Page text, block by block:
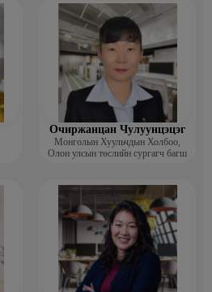
Очиржанцан Чулуунцэцэг
Монголын Хуульчдын Холбоо,
Олон улсын төслийн сургагч багш